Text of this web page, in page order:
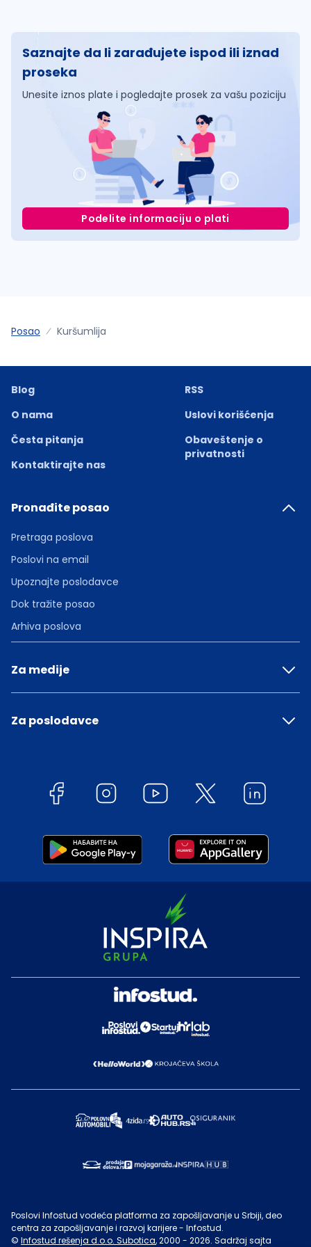
Saznajte da li zarađujete ispod ili iznad
proseka
Unesite iznos plate i pogledajte prosek za vašu poziciju
Podelite informaciju o plati
Posao Kuršumlija
Blog
O nama
Česta pitanja
Kontaktirajte nas
RSS
Uslovi korišćenja
Obaveštenje o
privatnosti
Pronađite posao
Pretraga poslova
Poslovi na email
Upoznajte poslodavce
Dok tražite posao
Arhiva poslova
Za medije
Za poslodavce
Poslovi Infostud vodeća platforma za zapošljavanje u Srbiji, deo
centra za zapošljavanje i razvoj karijere - Infostud.
© Infostud rešenja d.o.o. Subotica, 2000 - 2026. Sadržaj sajta